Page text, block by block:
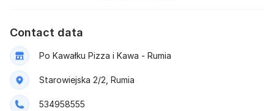
Contact data
Po Kawałku Pizza i Kawa - Rumia
Starowiejska 2/2, Rumia
534958555